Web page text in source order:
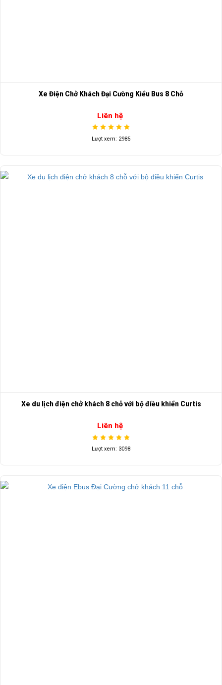
Xe Điện Chở Khách Đại Cường Kiểu Bus 8 Chỗ
Liên hệ
Lượt xem: 2985
Xe du lịch điện chở khách 8 chỗ với bộ điều khiển Curtis
Liên hệ
Lượt xem: 3098